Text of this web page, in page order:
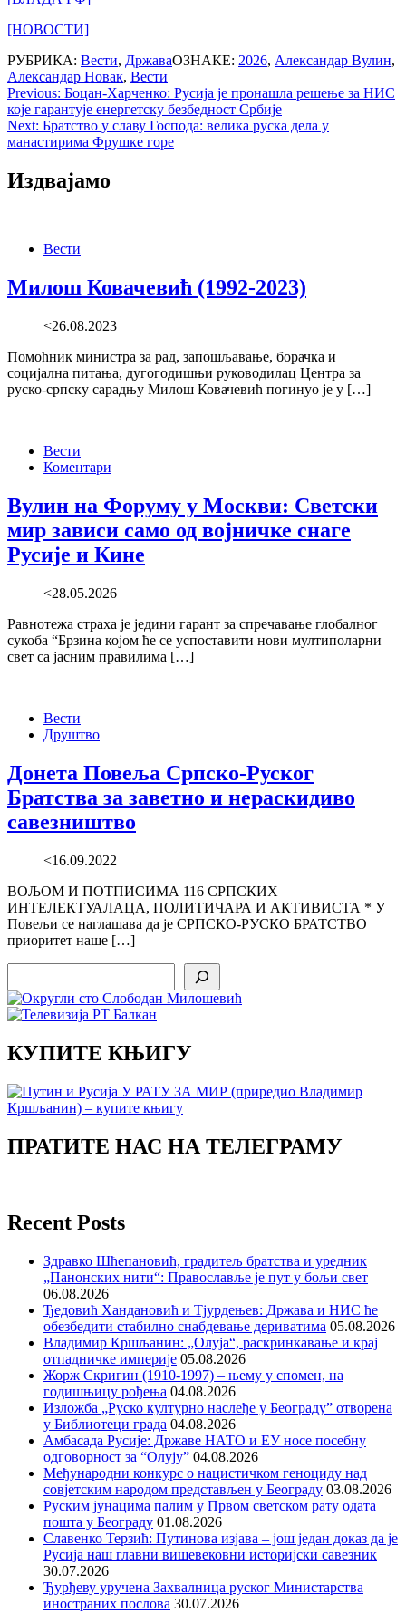
[НОВОСТИ]
РУБРИКА: Вести, ДржаваОЗНАКЕ: 2026, Александар Вулин,
Александар Новак, Вести
Post
navigation
Previous: Боцан-Харченко: Русија је пронашла решење за НИС
које гарантује енергетску безбедност Србије
Next: Братство у славу Господа: велика руска дела у
манастирима Фрушке горе
Издвајамо
Вести
Милош Ковачевић (1992-2023)
<26.08.2023
Помоћник министра за рад, запошљавање, борачка и
социјална питања, дугогодишњи руководилац Центра за
руско-српску сарадњу Милош Ковачевић погинуо је у […]
Вести
Коментари
Вулин на Форуму у Москви: Светски
мир зависи само од војничке снаге
Русије и Кине
<28.05.2026
Равнотежа страха је једини гарант за спречавање глобалног
сукоба “Брзина којом ће се успоставити нови мултиполарни
свет са јасним правилима […]
Вести
Друштво
Донета Повеља Српско-Руског
Братства за заветно и нераскидиво
савезништво
<16.09.2022
ВОЉОМ И ПОТПИСИМА 116 СРПСКИХ
ИНТЕЛЕКТУАЛАЦА, ПОЛИТИЧАРА И АКТИВИСТА * У
Повељи се наглашава да је СРПСКО-РУСКО БРАТСТВО
приоритет наше […]
КУПИТЕ КЊИГУ
ПРАТИТЕ НАС НА ТЕЛЕГРАМУ
Recent Posts
Здравко Шћепановић, градитељ братства и уредник
„Панонских нити“: Православље је пут у бољи свет
06.08.2026
Ђедовић Хандановић и Тјурдењев: Држава и НИС ће
обезбедити стабилно снабдевање дериватима 05.08.2026
Владимир Кршљанин: „Олуја“, раскринкавање и крај
отпадничке империје 05.08.2026
Жорж Скригин (1910-1997) – њему у спомен, на
годишњицу рођења 04.08.2026
Изложба „Руско културно наслеђе у Београду” отворена
у Библиотеци града 04.08.2026
Амбасада Русије: Државе НАТО и ЕУ носе посебну
одговорност за “Олују” 04.08.2026
Међународни конкурс о нацистичком геноциду над
совјетским народом представљен у Београду 03.08.2026
Руским јунацима палим у Првом светском рату одата
пошта у Београду 01.08.2026
Славенко Терзић: Путинова изјава – још један доказ да је
Русија наш главни вишевековни историјски савезник
30.07.2026
Ђурђеву уручена Захвалница руског Министарства
иностраних послова 30.07.2026